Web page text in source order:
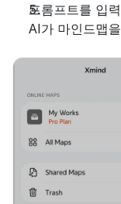
프롬프트를 입
AI가 마인드맵